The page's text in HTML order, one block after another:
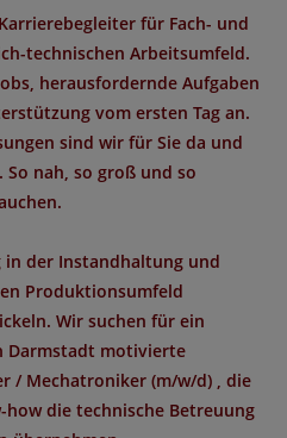
für Fach- und
technischen Arbeitsumfeld.
herausfordernde Aufgaben
vom ersten Tag an.
sind wir für Sie da und
So nah, so groß und so
in der Instandhaltung und
Produktionsumfeld
Wir suchen für ein
Darmstadt motivierte
/ Mechatroniker (m/w/d) , die
die technische Betreuung